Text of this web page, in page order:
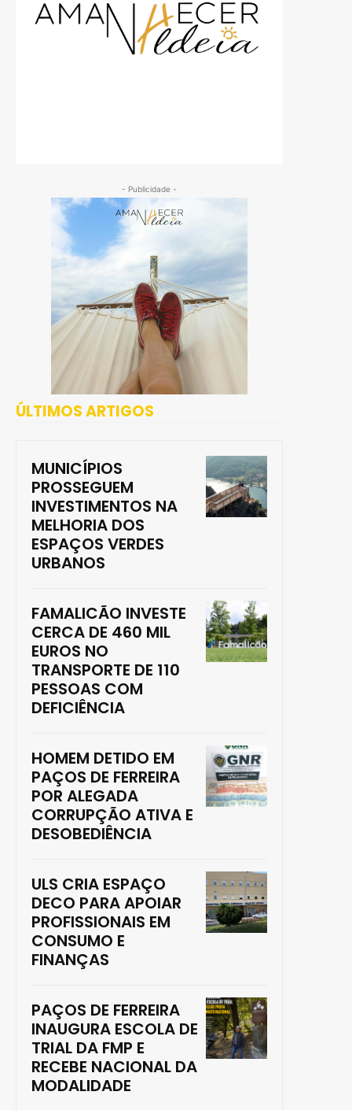
- Publicidade -
ÚLTIMOS ARTIGOS
MUNICÍPIOS
PROSSEGUEM
INVESTIMENTOS NA
MELHORIA DOS
ESPAÇOS VERDES
URBANOS
FAMALICÃO INVESTE
CERCA DE 460 MIL
EUROS NO
TRANSPORTE DE 110
PESSOAS COM
DEFICIÊNCIA
HOMEM DETIDO EM
PAÇOS DE FERREIRA
POR ALEGADA
CORRUPÇÃO ATIVA E
DESOBEDIÊNCIA
ULS CRIA ESPAÇO
DECO PARA APOIAR
PROFISSIONAIS EM
CONSUMO E
FINANÇAS
PAÇOS DE FERREIRA
INAUGURA ESCOLA DE
TRIAL DA FMP E
RECEBE NACIONAL DA
MODALIDADE